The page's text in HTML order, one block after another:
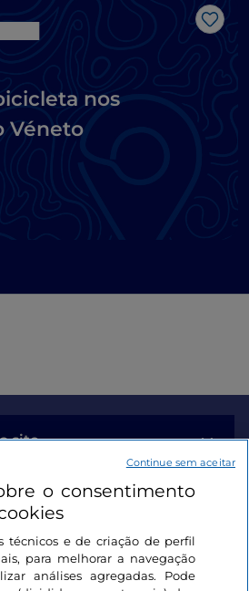
nos
Véneto
site
o consentimento
técnicos e de criação de perfil
para melhorar a navegação
análises agregadas. Pode
Continue sem aceitar